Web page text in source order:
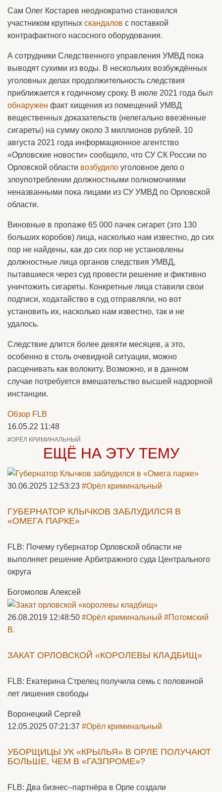
Сам Олег Костарев неоднократно становился
участником крупных скандалов с поставкой
контрафактного насосного оборудования.
А сотрудники Следственного управления УМВД пока
выводят сухими из воды. В нескольких возбуждённых
уголовных делах продолжительность следствия
приближается к годичному сроку. В июле 2021 года был
обнаружен факт хищения из помещений УМВД
вещественных доказательств (нелегально ввезённые
сигареты) на сумму около 3 миллионов рублей. 10
августа 2021 года информационное агентство
«Орловские новости» сообщило, что СУ СК России по
Орловской области возбудило уголовное дело о
злоупотреблении должностными полномочиями
неназванными пока лицами из СУ УМВД по Орловской
области.
Виновные в пропаже 65 000 пачек сигарет (это 130
больших коробов) лица, насколько нам известно, до сих
пор не найдены, как до сих пор не установлены
должностные лица органов следствия УМВД,
пытавшиеся через суд провести решение и фиктивно
уничтожить сигареты. Конкретные лица ставили свои
подписи, ходатайство в суд отправляли, но вот
установить их, насколько нам известно, так и не
удалось.
Следствие длится более девяти месяцев, а это,
особенно в столь очевидной ситуации, можно
расценивать как волокиту. Возможно, и в данном
случае потребуется вмешательство высшей надзорной
инстанции.
Обзор FLB
16.05.22 11:48
#ОРЁЛ КРИМИНАЛЬНЫЙ
ЕЩЁ НА ЭТУ ТЕМУ
30.06.2025 12:53:23 #Орёл криминальный
ГУБЕРНАТОР КЛЫЧКОВ ЗАБЛУДИЛСЯ В
«ОМЕГА ПАРКЕ»
FLB: Почему губернатор Орловской области не
выполняет решение Арбитражного суда Центрального
округа
Богомолов Алексей
26.08.2019 12:48:50 #Орёл криминальный #Потомский
В.
ЗАКАТ ОРЛОВСКОЙ «КОРОЛЕВЫ КЛАДБИЩ»
FLB: Екатерина Стрелец получила семь с половиной
лет лишения свободы
Воронецкий Сергей
12.05.2025 07:21:37 #Орёл криминальный
УБОРЩИЦЫ УК «КРЫЛЬЯ» В ОРЛЕ ПОЛУЧАЮТ
БОЛЬШЕ, ЧЕМ В «ГАЗПРОМЕ»?
FLB: Два бизнес–партнёра в Орле создали